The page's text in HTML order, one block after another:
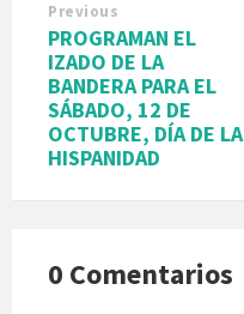
Previous
PROGRAMAN EL
IZADO DE LA
BANDERA PARA EL
SÁBADO, 12 DE
OCTUBRE, DÍA DE LA
HISPANIDAD
0 Comentarios